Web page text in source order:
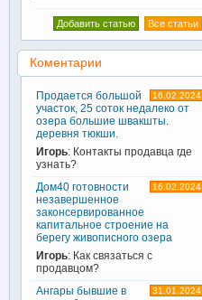
Все статьи
Добавить статью
Коментарии
16.02.2024
Продается большой
участок, 25 соток недалеко от
озера большие швакшты.
деревня тюкши.
Игорь: Контакты продавца где
узнать?
16.02.2024
Дом40 готовности
незавершенное
законсервированное
капитальное строение на
берегу живописного озера
Игорь: Как связаться с
продавцом?
31.01.2024
Ангары бывшие в